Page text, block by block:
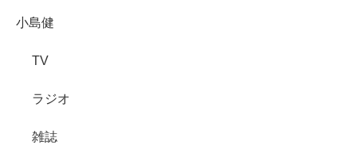
小島健
TV
ラジオ
雑誌